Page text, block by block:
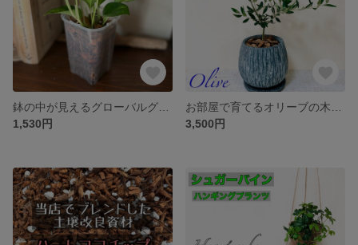
1,530円
3,500円